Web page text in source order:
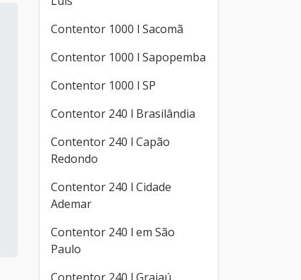
Contentor 1000 l Sacomã
Contentor 1000 l Sapopemba
Contentor 1000 l SP
Contentor 240 l Brasilândia
Contentor 240 l Capão
Redondo
Contentor 240 l Cidade
Ademar
Contentor 240 l em São
Paulo